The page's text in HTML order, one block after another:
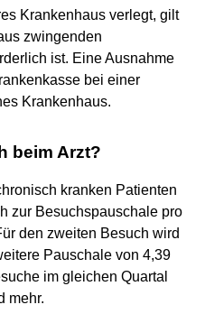
Krankenhaus verlegt, gilt
zwingenden
ist. Eine Ausnahme
bei einer
Krankenhaus.
beim Arzt?
kranken Patienten
zur Besuchspauschale pro
den zweiten Besuch wird
Pauschale von 4,39
im gleichen Quartal
mehr.